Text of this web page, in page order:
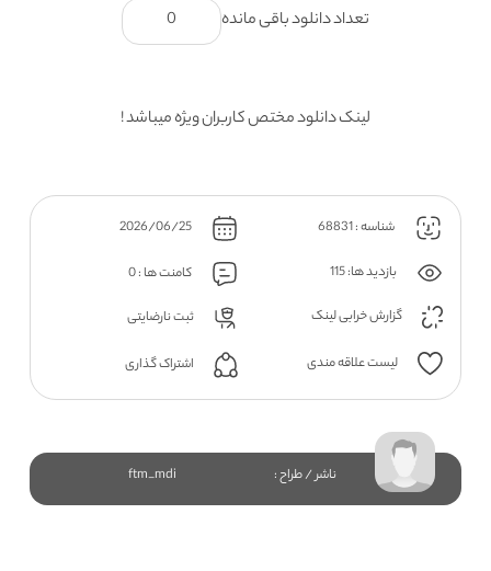
تعداد دانلود باقی مانده 0
لینک دانلود مختص کاربران ویژه میباشد !
شناسه : 68831 2026/06/25
بازدید ها: 115
کامنت ها : 0
گزارش خرابی لینک
ثبت نارضایتی
لیست علاقه مندی اشتراک گذاری
ناشر / طراح : ftm_mdi